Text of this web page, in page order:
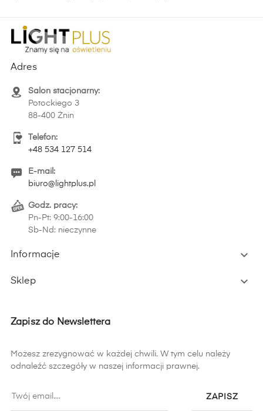
Adres
Salon stacjonarny:
Potockiego 3
88-400 Żnin
Telefon:
+48 534 127 514
E-mail:
biuro@lightplus.pl
Godz. pracy:
Pn-Pt: 9:00-16:00
Sb-Nd: nieczynne
Informacje 
Sklep 
Zapisz do Newslettera
Możesz zrezygnować w każdej chwili. W tym celu należy
odnaleźć szczegóły w naszej informacji prawnej.
ZAPISZ